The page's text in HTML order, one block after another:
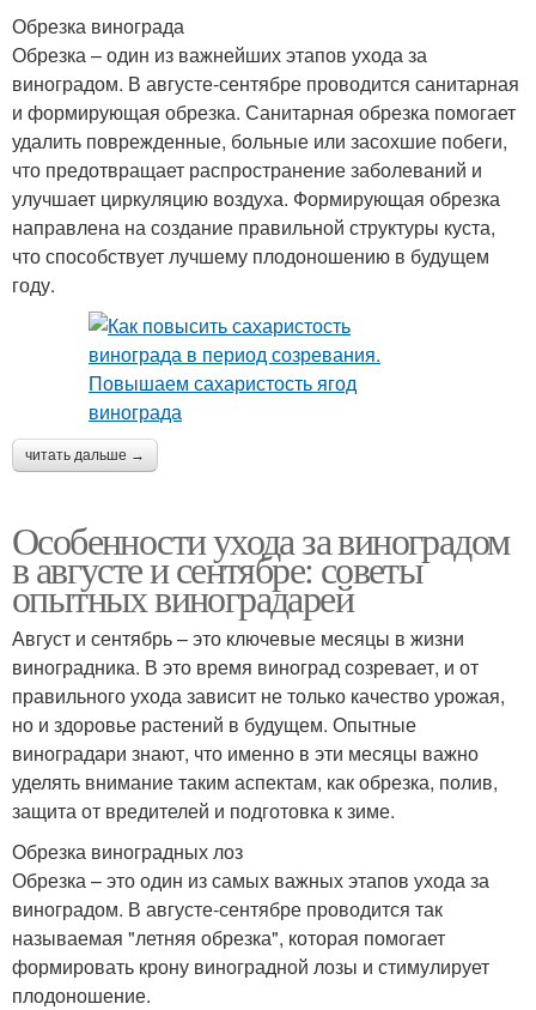
Обрезка винограда
Обрезка – один из важнейших этапов ухода за
виноградом. В августе-сентябре проводится санитарная
и формирующая обрезка. Санитарная обрезка помогает
удалить поврежденные, больные или засохшие побеги,
что предотвращает распространение заболеваний и
улучшает циркуляцию воздуха. Формирующая обрезка
направлена на создание правильной структуры куста,
что способствует лучшему плодоношению в будущем
году.
читать дальше →
Особенности ухода за виноградом
в августе и сентябре: советы
опытных виноградарей
Август и сентябрь – это ключевые месяцы в жизни
виноградника. В это время виноград созревает, и от
правильного ухода зависит не только качество урожая,
но и здоровье растений в будущем. Опытные
виноградари знают, что именно в эти месяцы важно
уделять внимание таким аспектам, как обрезка, полив,
защита от вредителей и подготовка к зиме.
Обрезка виноградных лоз
Обрезка – это один из самых важных этапов ухода за
виноградом. В августе-сентябре проводится так
называемая "летняя обрезка", которая помогает
формировать крону виноградной лозы и стимулирует
плодоношение.